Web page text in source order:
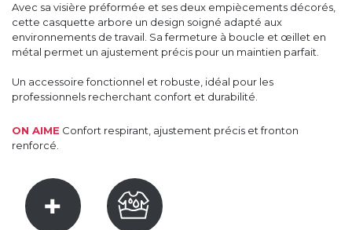
Avec sa visière préformée et ses deux empiècements décorés,
cette casquette arbore un design soigné adapté aux
environnements de travail. Sa fermeture à boucle et œillet en
métal permet un ajustement précis pour un maintien parfait.
Un accessoire fonctionnel et robuste, idéal pour les
professionnels recherchant confort et durabilité.
ON AIME Confort respirant, ajustement précis et fronton
renforcé.